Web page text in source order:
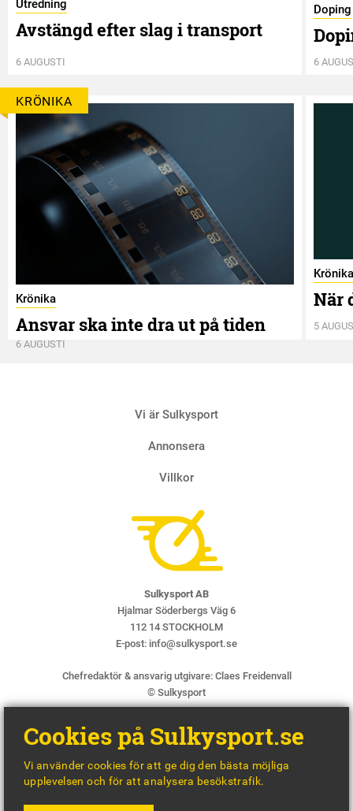
Utredning
Avstängd efter slag i transport
6 AUGUSTI
Doping
6
KRÖNIKA
Krönika
Ansvar ska inte dra ut på tiden
6 AUGUSTI
Krönika
När
5
Vi är Sulkysport
Annonsera
Villkor
Sulkysport AB
Hjalmar Söderbergs Väg 6
112 14 STOCKHOLM
E-post: info@sulkysport.se
Chefredaktör & ansvarig utgivare: Claes Freidenvall
© Sulkysport
BY
Cookies på Sulkysport.se
Vi använder cookies för att ge dig den bästa möjliga
upplevelsen och för att analysera besökstrafik.